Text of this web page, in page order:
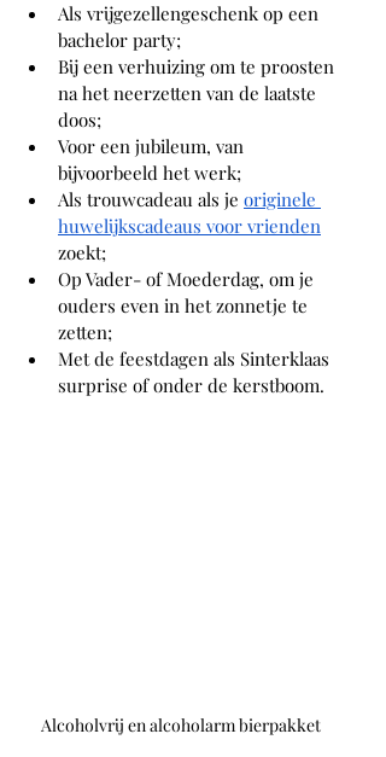
Als vrijgezellengeschenk op een
bachelor party;
Bij een verhuizing om te proosten
na het neerzetten van de laatste
doos;
Voor een jubileum, van
bijvoorbeeld het werk;
Als trouwcadeau als je originele
huwelijkscadeaus voor vrienden
zoekt;
Op Vader- of Moederdag, om je
ouders even in het zonnetje te
zetten;
Met de feestdagen als Sinterklaas
surprise of onder de kerstboom.
Alcoholvrij en alcoholarm bierpakket